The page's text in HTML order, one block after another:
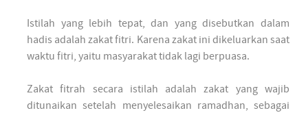
Istilah yang lebih tepat, dan yang disebutkan dalam
hadis adalah zakat fitri. Karena zakat ini dikeluarkan saat
waktu fitri, yaitu masyarakat tidak lagi berpuasa.
Zakat fitrah secara istilah adalah zakat yang wajib
ditunaikan setelah menyelesaikan ramadhan, sebagai